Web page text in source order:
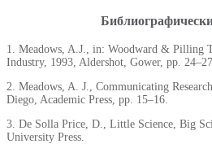
1. Meadows, A.J., in: Woodward & Pilling
Industry, 1993, Aldershot, Gower, pp. 24–27.
2. Meadows, A. J., Communicating
Diego, Academic Press, pp. 15–16.
3. De Solla Price, D., Little Science, Big
University Press.